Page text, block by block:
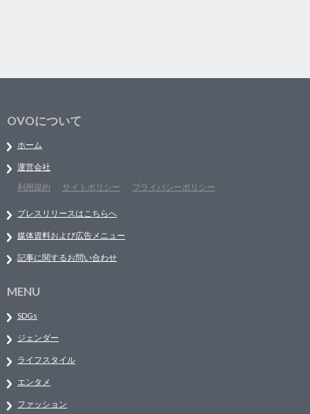
OVOについて
ホーム
運営会社
利用規約
サイトポリシー プライバシーポリシー
プレスリリースはこちらへ
媒体資料および広告メニュー
記事に関するお問い合わせ
MENU
SDGs
ジェンダー
ライフスタイル
エンタメ
ファッション